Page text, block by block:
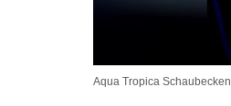
Aqua Tropica Schaubecken